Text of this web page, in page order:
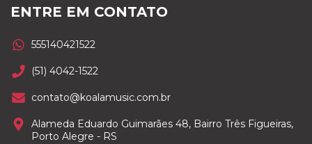
ENTRE EM CONTATO
555140421522
(51) 4042-1522
contato@koalamusic.com.br
Alameda Eduardo Guimarães 48, Bairro Três Figueiras,
Porto Alegre - RS